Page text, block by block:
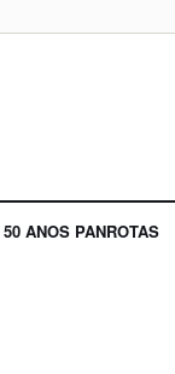
50 ANOS PANROTAS